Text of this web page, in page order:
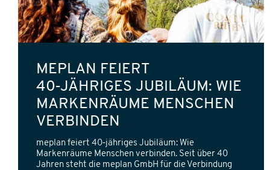
MEPLAN FEIERT
40‑JÄHRIGES JUBILÄUM: WIE
MARKENRÄUME MENSCHEN
VERBINDEN
meplan feiert 40‑jähriges Jubiläum: Wie
Markenräume Menschen verbinden. Seit über 40
Jahren steht die meplan GmbH für die Verbindung